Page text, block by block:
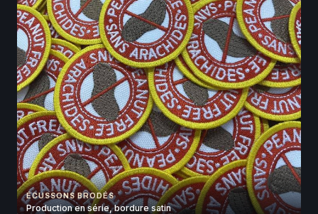
ÉCUSSONS BRODÉS
Production en série, bordure satin